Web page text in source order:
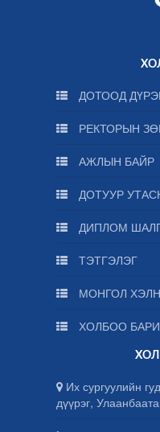
ДОТООД
РЕКТОРЫН
АЖЛЫН БАЙР
ДОТУУР
ДИПЛОМ
ТЭТГЭЛЭГ
МОНГОЛ
ХОЛБОО
Их сургуулийн
дүүрэг,